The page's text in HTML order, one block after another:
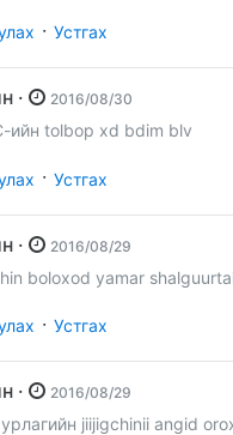
· Устгах
Зочин · 2016/08/30
ийн tolbop xd bdim blv
· Устгах
Зочин · 2016/08/29
boloxod yamar
· Устгах
Зочин · 2016/08/29
jiijigchinii angid